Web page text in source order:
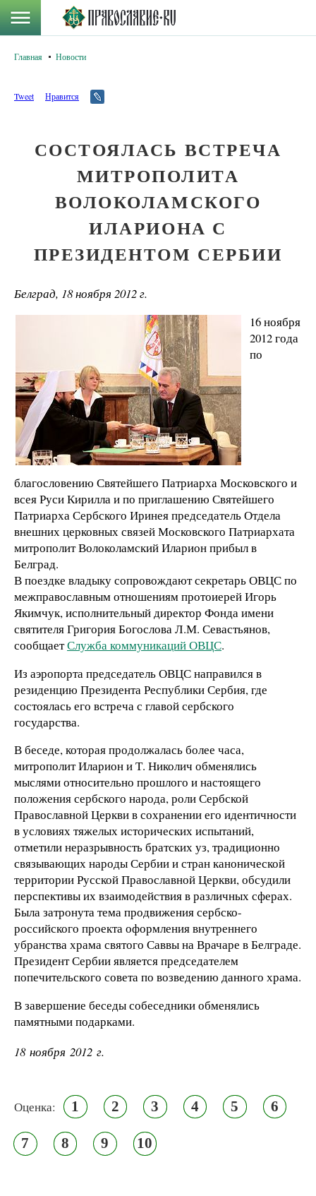
Главная Новости
Tweet Нравится
СОСТОЯЛАСЬ ВСТРЕЧА
МИТРОПОЛИТА
ВОЛОКОЛАМСКОГО
ИЛАРИОНА С
ПРЕЗИДЕНТОМ СЕРБИИ
Белград, 18 ноября 2012 г.
16 ноября
2012 года
по
благословению Святейшего Патриарха Московского и
всея Руси Кирилла и по приглашению Святейшего
Патриарха Сербского Иринея председатель Отдела
внешних церковных связей Московского Патриархата
митрополит Волоколамский Иларион прибыл в
Белград.
В поездке владыку сопровождают секретарь ОВЦС по
межправославным отношениям протоиерей Игорь
Якимчук, исполнительный директор Фонда имени
святителя Григория Богослова Л.М. Севастьянов,
сообщаетСлужба коммуникаций ОВЦС.
Из аэропорта председатель ОВЦС направился в
резиденцию Президента Республики Сербия, где
состоялась его встреча с главой сербского
государства.
В беседе, которая продолжалась более часа,
митрополит Иларион и Т. Николич обменялись
мыслями относительно прошлого и настоящего
положения сербского народа, роли Сербской
Православной Церкви в сохранении его идентичности
в условиях тяжелых исторических испытаний,
отметили неразрывность братских уз, традиционно
связывающих народы Сербии и стран канонической
территории Русской Православной Церкви, обсудили
перспективы их взаимодействия в различных сферах.
Была затронута тема продвижения сербско-
российского проекта оформления внутреннего
убранства храма святого Саввы на Врачаре в Белграде.
Президент Сербии является председателем
попечительского совета по возведению данного храма.
В завершение беседы собеседники обменялись
памятными подарками.
18 ноября 2012 г.
Оценка: 1 2 3 4 5 6
7 8 9 10